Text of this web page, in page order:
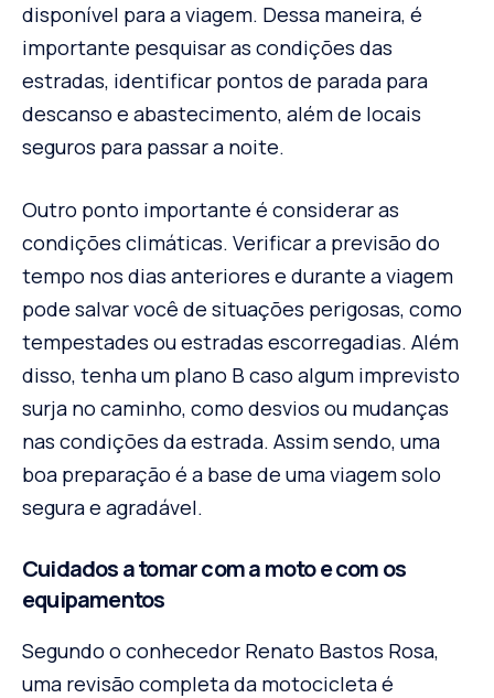
disponível para a viagem. Dessa maneira, é
importante pesquisar as condições das
estradas, identificar pontos de parada para
descanso e abastecimento, além de locais
seguros para passar a noite.
Outro ponto importante é considerar as
condições climáticas. Verificar a previsão do
tempo nos dias anteriores e durante a viagem
pode salvar você de situações perigosas, como
tempestades ou estradas escorregadias. Além
disso, tenha um plano B caso algum imprevisto
surja no caminho, como desvios ou mudanças
nas condições da estrada. Assim sendo, uma
boa preparação é a base de uma viagem solo
segura e agradável.
Cuidados a tomar com a moto e com os
equipamentos
Segundo o conhecedor Renato Bastos Rosa,
uma revisão completa da motocicleta é